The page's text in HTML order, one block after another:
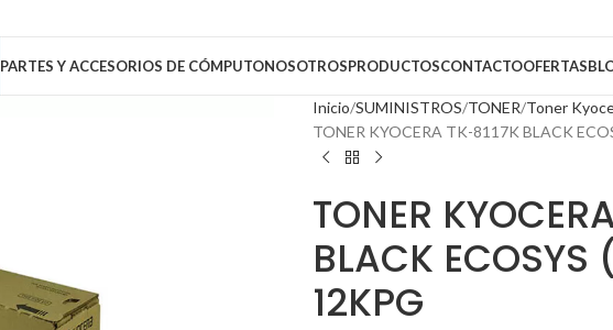
PARTES Y ACCESORIOS DE CÓMPUTONOSOTROSPRODUCTOSCONTACTOOFERTAS
Inicio SUMINISTROS TONER Toner
TONER KYOCERA TK-8117K BLACK
TONER
BLACK
12KPG